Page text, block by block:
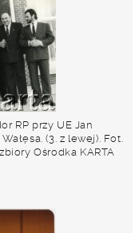
RP przy UE Jan
(3. z lewej). Fot.
Ośrodka KARTA